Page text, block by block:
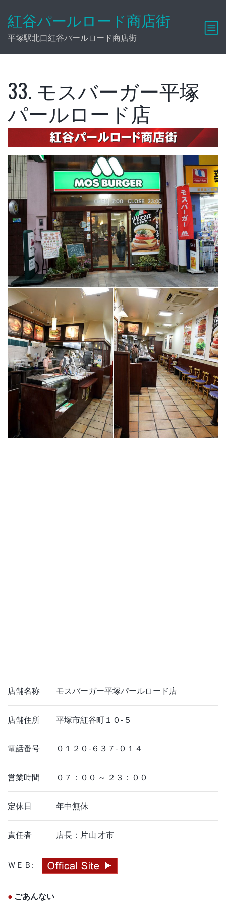
紅谷パールロード商店街
平塚駅北口紅谷パールロード商店街
33. モスバーガー平塚
パールロード店
店舗名称 モスバーガー平塚パールロード店
店舗住所 平塚市紅谷町１０-５
電話番号 ０１２０-６３７-０１４
営業時間 ０７：００ ～ ２３：００
定休日 年中無休
責任者 店長：片山 才市
ＷＥＢ:
● ごあんない